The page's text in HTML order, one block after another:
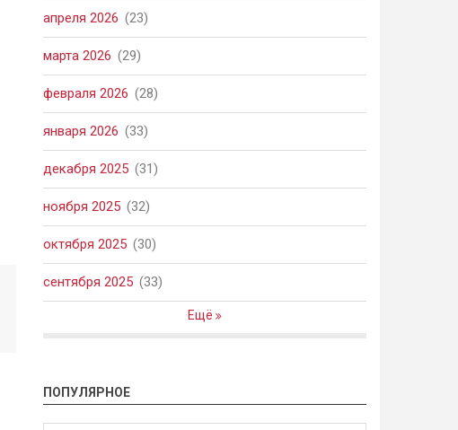
апреля 2026 (23)
марта 2026 (29)
февраля 2026 (28)
января 2026 (33)
декабря 2025 (31)
ноября 2025 (32)
октября 2025 (30)
сентября 2025 (33)
Ещё
ПОПУЛЯРНОЕ